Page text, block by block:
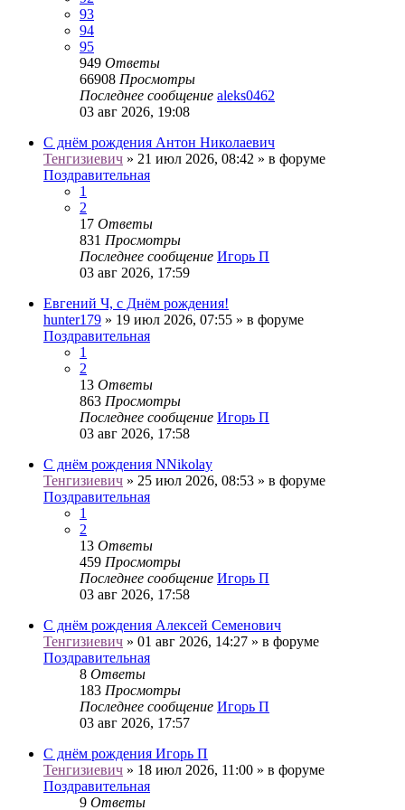
93
94
95
949 Ответы
66908 Просмотры
Последнее сообщение aleks0462
03 авг 2026, 19:08
С днём рождения Антон Николаевич
Тенгизиевич » 21 июл 2026, 08:42 » в форуме
Поздравительная
1
2
17 Ответы
831 Просмотры
Последнее сообщение Игорь П
03 авг 2026, 17:59
Евгений Ч, с Днём рождения!
hunter179 » 19 июл 2026, 07:55 » в форуме
Поздравительная
1
2
13 Ответы
863 Просмотры
Последнее сообщение Игорь П
03 авг 2026, 17:58
С днём рождения NNikolay
Тенгизиевич » 25 июл 2026, 08:53 » в форуме
Поздравительная
1
2
13 Ответы
459 Просмотры
Последнее сообщение Игорь П
03 авг 2026, 17:58
С днём рождения Алексей Семенович
Тенгизиевич » 01 авг 2026, 14:27 » в форуме
Поздравительная
8 Ответы
183 Просмотры
Последнее сообщение Игорь П
03 авг 2026, 17:57
С днём рождения Игорь П
Тенгизиевич » 18 июл 2026, 11:00 » в форуме
Поздравительная
9 Ответы